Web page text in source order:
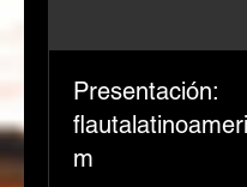
Presentación:
m